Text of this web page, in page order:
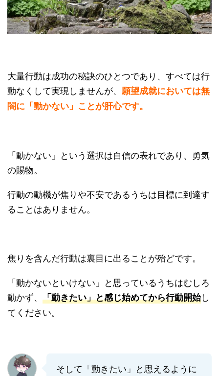
大量行動は成功の秘訣のひとつであり、すべては行
動なくして実現しませんが、 願望成就においては無
闇に「動かない」ことが肝心です。
「動かない」という選択は自信の表れであり、勇気
の賜物。
行動の動機が焦りや不安であるうちは目標に到達す
ることはありません。
焦りを含んだ行動は裏目に出ることが殆どです。
「動かないといけない」と思っているうちはむしろ
動かず、 「動きたい」と感じ始めてから行動開始し
てください。
そして「動きたい」と思えるように